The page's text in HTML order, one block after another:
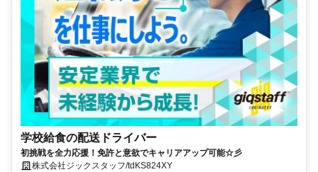
学校給食の配送ドライバー
初挑戦を全力応援！免許と意欲でキャリアアップ可能☆彡
株式会社ジックスタッフ/tdKS824XY